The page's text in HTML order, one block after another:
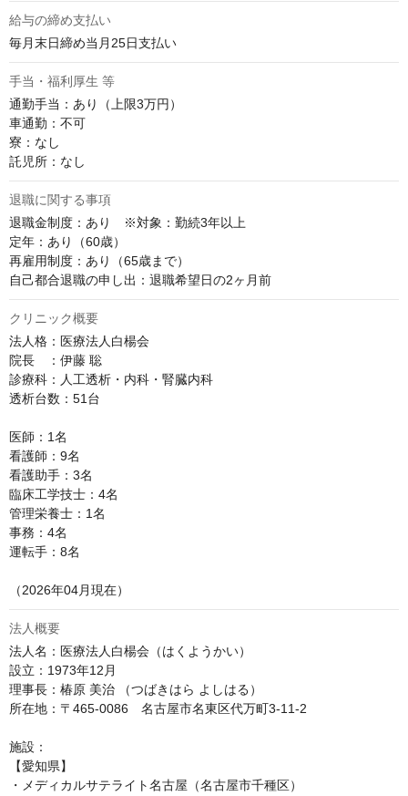
給与の締め支払い
毎月末日締め当月25日支払い
手当・福利厚生 等
通勤手当：あり（上限3万円）
車通勤：不可
寮：なし
託児所：なし
退職に関する事項
退職金制度：あり　※対象：勤続3年以上
定年：あり（60歳）
再雇用制度：あり（65歳まで）
自己都合退職の申し出：退職希望日の2ヶ月前
クリニック概要
法人格：医療法人白楊会
院長　：伊藤 聡
診療科：人工透析・内科・腎臓内科
透析台数：51台
医師：1名
看護師：9名
看護助手：3名
臨床工学技士：4名
管理栄養士：1名
事務：4名
運転手：8名
（2026年04月現在）
法人概要
法人名：医療法人白楊会（はくようかい）
設立：1973年12月
理事長：椿原 美治 （つばきはら よしはる）
所在地：〒465-0086　名古屋市名東区代万町3-11-2
施設：
【愛知県】
・メディカルサテライト名古屋（名古屋市千種区）